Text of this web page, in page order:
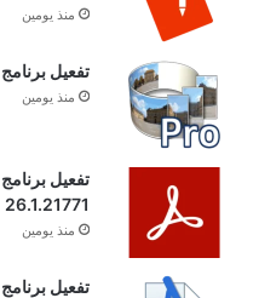
منذ يومين
تفعيل برنامج PanoramaStudio Pro 4.2.3.501
منذ يومين
26.1.21771
منذ يومين
تفعيل برنامج Advanced Renamer 4.24.0